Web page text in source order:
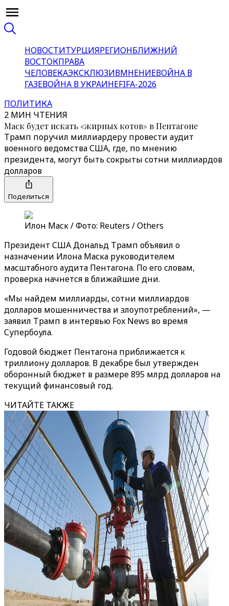
НОВОСТИТУРЦИЯРЕГИОНБЛИЖНИЙ
ВОСТОКПРАВА
ЧЕЛОВЕКАЭКСКЛЮЗИВМНЕНИЕВОЙНА В
ГАЗЕВОЙНА В УКРАИНЕFIFA-2026
ПОЛИТИКА
2 МИН ЧТЕНИЯ
Маск будет искать «жирных котов» в Пентагоне
Трамп поручил миллиардеру провести аудит
военного ведомства США, где, по мнению
президента, могут быть сокрыты сотни миллиардов
долларов
Поделиться
Илон Маск / Фото: Reuters / Others
Президент США Дональд Трамп объявил о
назначении Илона Маска руководителем
масштабного аудита Пентагона. По его словам,
проверка начнется в ближайшие дни.
«Мы найдем миллиарды, сотни миллиардов
долларов мошенничества и злоупотреблений», —
заявил Трамп в интервью Fox News во время
Супербоула.
Годовой бюджет Пентагона приближается к
триллиону долларов. В декабре был утвержден
оборонный бюджет в размере 895 млрд долларов на
текущий финансовый год.
ЧИТАЙТЕ ТАКЖЕ